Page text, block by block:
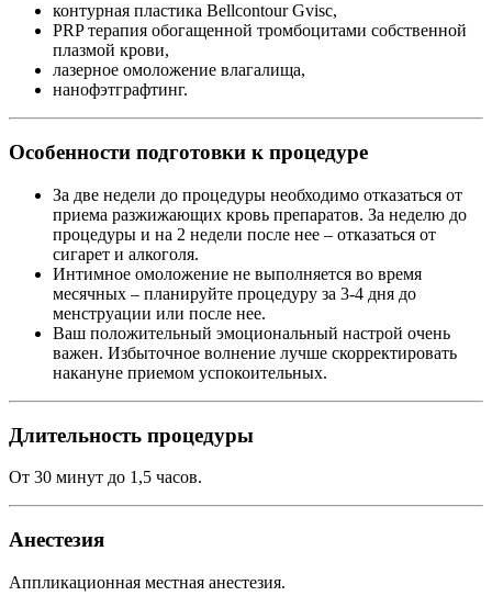
контурная пластика Bellcontour Gvisc,
PRP терапия обогащенной тромбоцитами собственной
плазмой крови,
лазерное омоложение влагалища,
нанофэтграфтинг.
Особенности подготовки к процедуре
За две недели до процедуры необходимо отказаться от
приема разжижающих кровь препаратов. За неделю до
процедуры и на 2 недели после нее – отказаться от
сигарет и алкоголя.
Интимное омоложение не выполняется во время
месячных – планируйте процедуру за 3-4 дня до
менструации или после нее.
Ваш положительный эмоциональный настрой очень
важен. Избыточное волнение лучше скорректировать
накануне приемом успокоительных.
Длительность процедуры
От 30 минут до 1,5 часов.
Анестезия
Аппликационная местная анестезия.